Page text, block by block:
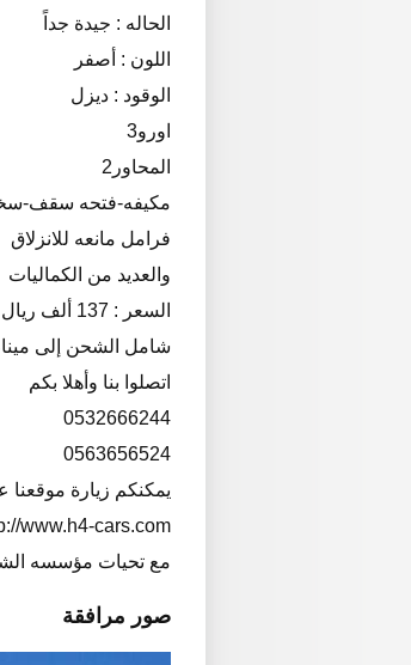
الحاله : جيدة جداً
اللون : أصفر
الوقود : ديزل
اورو3
المحاور2
مكيفه-فتحه سقف-
فرامل مانعه للانزلاق
والعديد من الكماليات
السعر : 137 ألف ريال سعودى
شامل الشحن إلى
اتصلوا بنا وأهلا بكم
0532666244
0563656524
يمكنكم زيارة موقعنا
www.h4-cars.com/
مع تحيات مؤسسه
صور مرافقة